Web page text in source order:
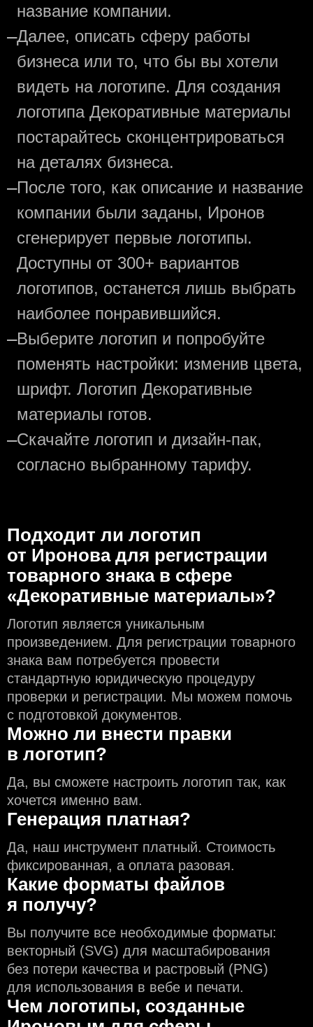
название компании.
—Далее, описать сферу работы
бизнеса или то, что бы вы хотели
видеть на логотипе. Для создания
логотипа Декоративные материалы
постарайтесь сконцентрироваться
на деталях бизнеса.
—После того, как описание и название
компании были заданы, Иронов
сгенерирует первые логотипы.
Доступны от 300+ вариантов
логотипов, останется лишь выбрать
наиболее понравившийся.
—Выберите логотип и попробуйте
поменять настройки: изменив цвета,
шрифт. Логотип Декоративные
материалы готов.
—Скачайте логотип и дизайн-пак,
согласно выбранному тарифу.
Подходит ли логотип
от Иронова для регистрации
товарного знака в сфере
«Декоративные материалы»?
Логотип является уникальным
произведением. Для регистрации товарного
знака вам потребуется провести
стандартную юридическую процедуру
проверки и регистрации. Мы можем помочь
с подготовкой документов.
Можно ли внести правки
в логотип?
Да, вы сможете настроить логотип так, как
хочется именно вам.
Генерация платная?
Да, наш инструмент платный. Стоимость
фиксированная, а оплата разовая.
Какие форматы файлов
я получу?
Вы получите все необходимые форматы:
векторный (SVG) для масштабирования
без потери качества и растровый (PNG)
для использования в вебе и печати.
Чем логотипы, созданные